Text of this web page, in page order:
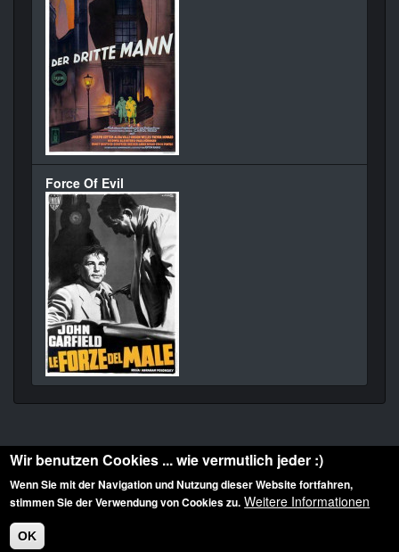
Force Of Evil
Diese Website ist urheberrechtlich geschützt: © 2010-2026 der Film Noir de. Alle
Rechte vorbehalten.
Wir benutzen Cookies ... wie vermutlich jeder :)
Wenn Sie mit der Navigation und Nutzung dieser Website fortfahren,
stimmen Sie der Verwendung von Cookies zu. Weitere Informationen
OK